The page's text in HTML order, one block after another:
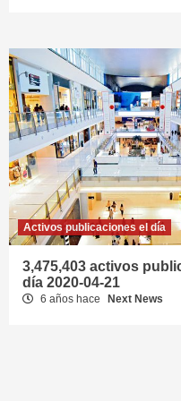
Activos publicaciones el día
3,475,403 activos
día 2020-04-21
6 años hace Next News